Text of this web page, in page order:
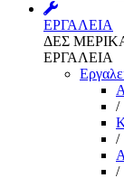
ΕΡΓΑΛΕΙΑ
ΔΕΣ
ΕΡΓΑΛΕΙΑ
/
/
/